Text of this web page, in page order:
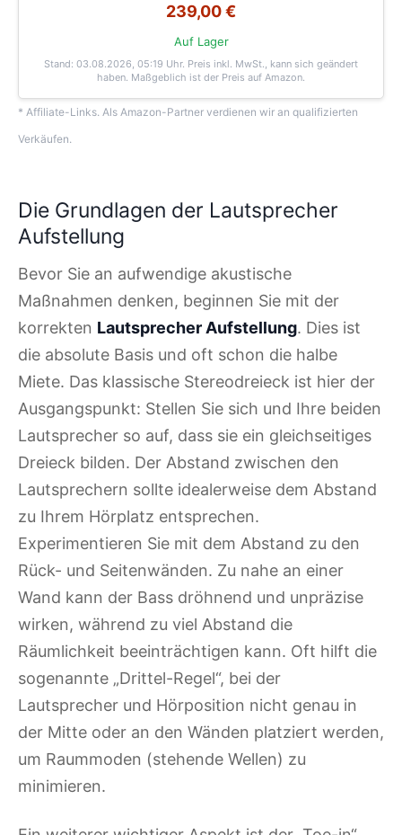
239,00 €
Auf Lager
Stand: 03.08.2026, 05:19 Uhr. Preis inkl. MwSt., kann sich geändert
haben. Maßgeblich ist der Preis auf Amazon.
* Affiliate-Links. Als Amazon-Partner verdienen wir an qualifizierten
Verkäufen.
Die Grundlagen der Lautsprecher
Aufstellung
Bevor Sie an aufwendige akustische
Maßnahmen denken, beginnen Sie mit der
korrekten Lautsprecher Aufstellung. Dies ist
die absolute Basis und oft schon die halbe
Miete. Das klassische Stereodreieck ist hier der
Ausgangspunkt: Stellen Sie sich und Ihre beiden
Lautsprecher so auf, dass sie ein gleichseitiges
Dreieck bilden. Der Abstand zwischen den
Lautsprechern sollte idealerweise dem Abstand
zu Ihrem Hörplatz entsprechen.
Experimentieren Sie mit dem Abstand zu den
Rück- und Seitenwänden. Zu nahe an einer
Wand kann der Bass dröhnend und unpräzise
wirken, während zu viel Abstand die
Räumlichkeit beeinträchtigen kann. Oft hilft die
sogenannte „Drittel-Regel“, bei der
Lautsprecher und Hörposition nicht genau in
der Mitte oder an den Wänden platziert werden,
um Raummoden (stehende Wellen) zu
minimieren.